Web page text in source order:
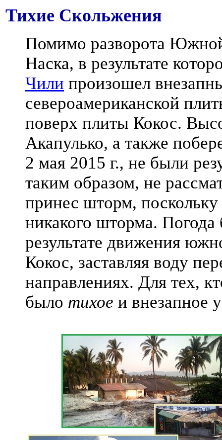
Тихие Скольжения
Помимо разворота
Наска, в результате
Чили произошел
североамериканской
поверх плиты Кокос.
Акапулько, а также
2 мая 2015 г., не были
таким образом, не
принес шторм,
никакого шторма.
результате движения
Кокос, заставляя воду
направлениях. Для тех,
было тихое и внезапное